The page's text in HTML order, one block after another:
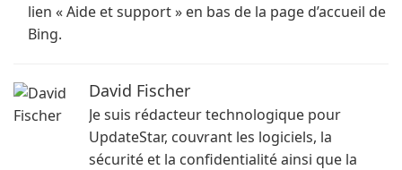
lien « Aide et support » en bas de la page d’accueil de
Bing.
David Fischer
Je suis rédacteur technologique pour
UpdateStar, couvrant les logiciels, la
sécurité et la confidentialité ainsi que la